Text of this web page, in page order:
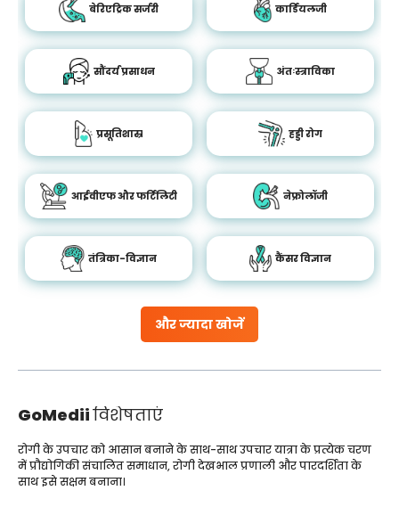
और ज्यादा खोजें
बेरिएट्रिक सर्जरी कार्डियलजी
सौंदर्य प्रसाधन अंतःस्त्राविका
प्रसूतिशास्र हड्डी रोग
आईवीएफ और फर्टिलिटी नेफ्रोलॉजी
तंत्रिका-विज्ञान कैंसर विज्ञान
GoMediiविशेषताएं
रोगी के उपचार को आसान बनाने के साथ-साथ उपचार यात्रा के प्रत्येक चरण
में प्रौद्योगिकी संचालित समाधान, रोगी देखभाल प्रणाली और पारदर्शिता के
साथ इसे सक्षम बनाना।